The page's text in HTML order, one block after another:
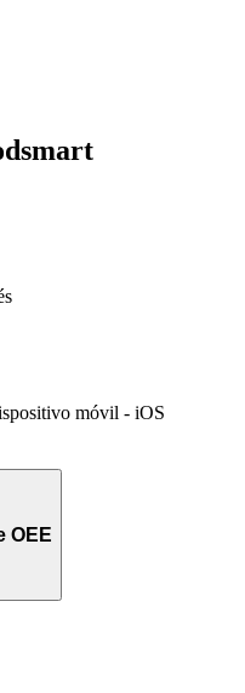
móvil - iOS
OEE